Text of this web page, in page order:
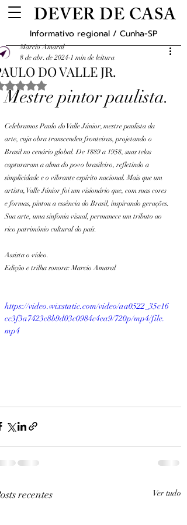
DEVER DE CASA
Informativo regional / Cunha-SP
DO VALLE JR.
Marcio Amaral
8 de abr. de 2024 1 min de leitura
Avaliado com NaN de 5 estrelas.
Mestre pintor paulista.
Celebramos Paulo do Valle Júnior, mestre paulista da
arte, cuja obra transcendeu fronteiras, projetando o
Brasil no cenário global. De 1889 a 1958, suas telas
capturaram a alma do povo brasileiro, refletindo a
simplicidade e o vibrante espírito nacional. Mais que um
artista, Valle Júnior foi um visionário que, com suas cores
e formas, pintou a essência do Brasil, inspirando gerações.
Sua arte, uma sinfonia visual, permanece um tributo ao
rico patrimônio cultural do país.
Assista o vídeo.
Edição e trilha sonora: Marcio Amaral
https://video.wixstatic.com/video/aa0522_35c16
cc3f3a7423c8b9d03c0984c4ea9/720p/mp4/file.
mp4
recentes Ver tudo